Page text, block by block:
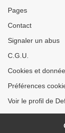
Pages
Contact
Signaler un abus
C.G.U.
Cookies et
Préférences
Voir le profil de